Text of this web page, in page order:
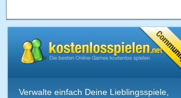
Verwalte einfach Deine Lieblingsspiele,